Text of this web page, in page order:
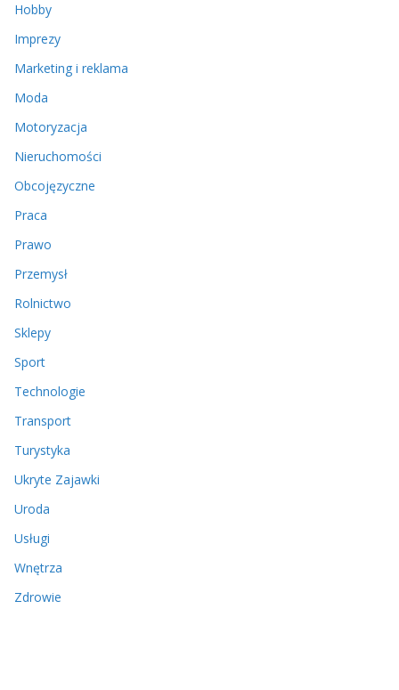
Hobby
Imprezy
Marketing i reklama
Moda
Motoryzacja
Nieruchomości
Obcojęzyczne
Praca
Prawo
Przemysł
Rolnictwo
Sklepy
Sport
Technologie
Transport
Turystyka
Ukryte Zajawki
Uroda
Usługi
Wnętrza
Zdrowie